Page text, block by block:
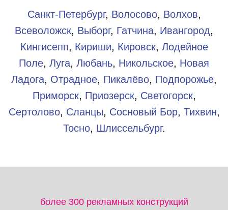
Санкт-Петербург, Волосово, Волхов,
Всеволожск, Выборг, Гатчина, Ивангород,
Кингисепп, Кириши, Кировск, Лодейное
Поле, Луга, Любань, Никольское, Новая
Ладога, Отрадное, Пикалёво, Подпорожье,
Приморск, Приозерск, Светогорск,
Сертолово, Сланцы, Сосновый Бор, Тихвин,
Тосно, Шлиссельбург.​
более 300 рекламных конструкций